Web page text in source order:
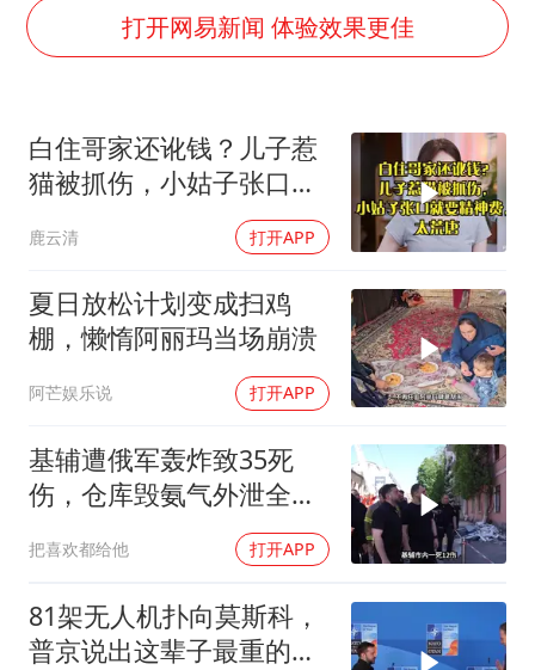
香港宏福苑火灾或由烟头引起
郑丽文：台湾从来没有“独立”过
网传《披荆斩棘2026》名单
人民的健康、体质、幸福一脉相承
打开网易新闻 体验效果更佳
白住哥家还讹钱？儿子惹
猫被抓伤，小姑子张口就
鹿云清 打开APP
夏日放松计划变成扫鸡
棚，懒惰阿丽玛当场崩溃
阿芒娱乐说 打开APP
基辅遭俄军轰炸致35死
伤，仓库毁氨气外泄全城
把喜欢都给他 打开APP
81架无人机扑向莫斯科，
普京说出这辈子最重的一